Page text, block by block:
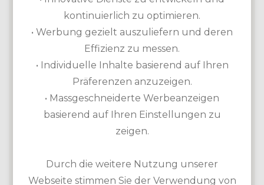
Akademie vorhanden
kontinuierlich zu optimieren.
• Werbung gezielt auszuliefern und deren
Effizienz zu messen.
• Individuelle Inhalte basierend auf Ihren
Präferenzen anzuzeigen.
• Massgeschneiderte Werbeanzeigen
basierend auf Ihren Einstellungen zu
zeigen.
Durch die weitere Nutzung unserer
Webseite stimmen Sie der Verwendung von